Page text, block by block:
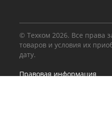
© Техком 2026. Все права
товаров и условия их
дату.
Правовая информация